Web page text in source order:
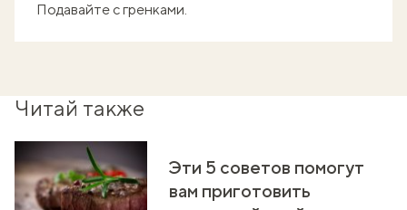
Подавайте с гренками.
Читай также
Эти 5 советов помогут
вам приготовить